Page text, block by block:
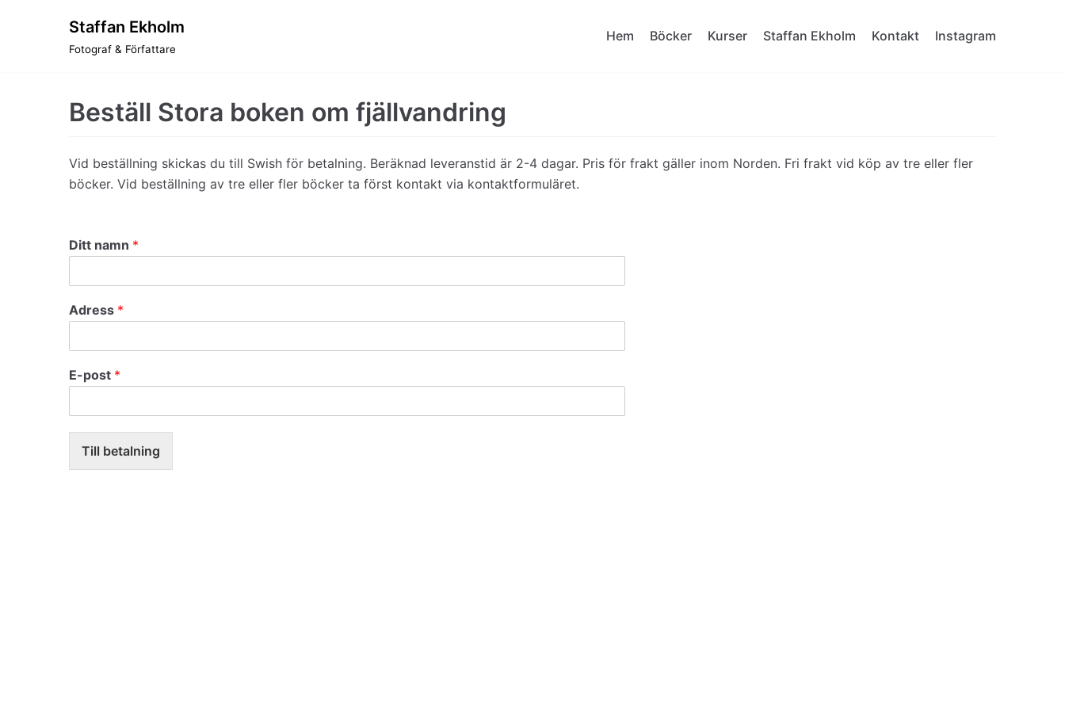
Staffan Ekholm
Fotograf & Författare
Hem Böcker Kurser Staffan Ekholm Kontakt Instagram
Beställ Stora boken om fjällvandring
Vid beställning skickas du till Swish för betalning. Beräknad leveranstid är 2-4 dagar. Pris för frakt gäller inom Norden. Fri frakt vid köp av tre eller fler
böcker. Vid beställning av tre eller fler böcker ta först kontakt via kontaktformuläret.
Ditt namn *
Adress *
E-post *
Till betalning